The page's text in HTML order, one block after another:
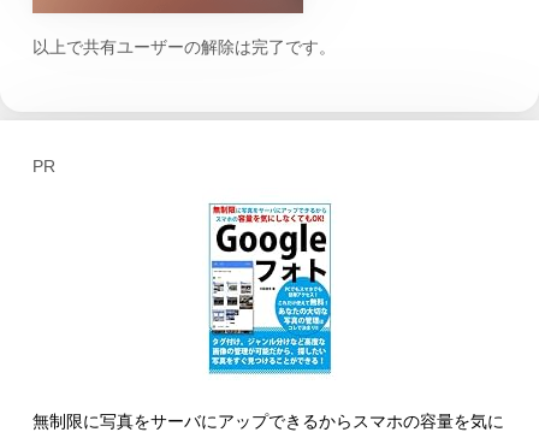
以上で共有ユーザーの解除は完了です。
PR
無制限に写真をサーバにアップできるからスマホの容量を気に